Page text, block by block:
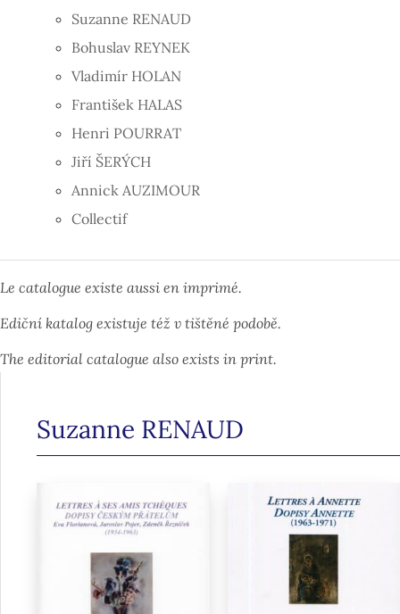
Suzanne RENAUD
Bohuslav REYNEK
Vladimír HOLAN
František HALAS
Henri POURRAT
Jiří ŠERÝCH
Annick AUZIMOUR
Collectif
Le catalogue existe aussi en imprimé.
Ediční katalog existuje též v tištěné podobě.
The editorial catalogue also exists in print.
Suzanne RENAUD